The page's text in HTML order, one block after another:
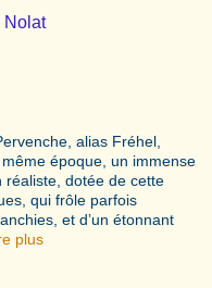
Nolat
alias Fréhel,
époque, un immense
réaliste, dotée de cette
qui frôle parfois
et d’un étonnant
plus